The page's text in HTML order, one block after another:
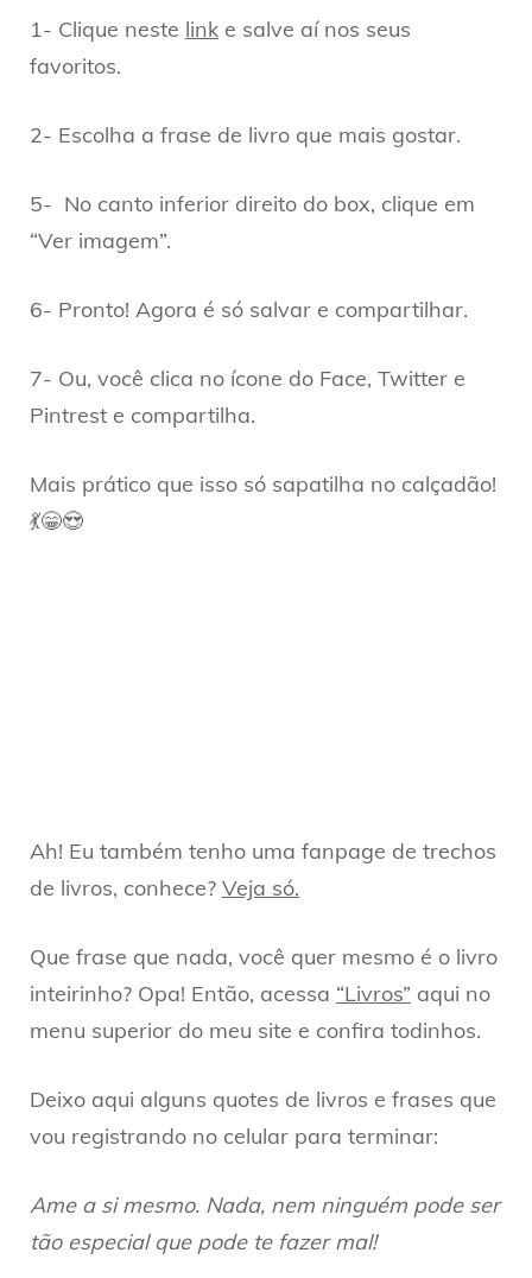
1- Clique neste link e salve aí nos seus
favoritos.
2- Escolha a frase de livro que mais gostar.
5- No canto inferior direito do box, clique em
“Ver imagem”.
6- Pronto! Agora é só salvar e compartilhar.
7- Ou, você clica no ícone do Face, Twitter e
Pintrest e compartilha.
Mais prático que isso só sapatilha no calçadão!
💃😁😍
Ah! Eu também tenho uma fanpage de trechos
de livros, conhece? Veja só.
Que frase que nada, você quer mesmo é o livro
inteirinho? Opa! Então, acessa “Livros” aqui no
menu superior do meu site e confira todinhos.
Deixo aqui alguns quotes de livros e frases que
vou registrando no celular para terminar:
Ame a si mesmo. Nada, nem ninguém pode ser
tão especial que pode te fazer mal!